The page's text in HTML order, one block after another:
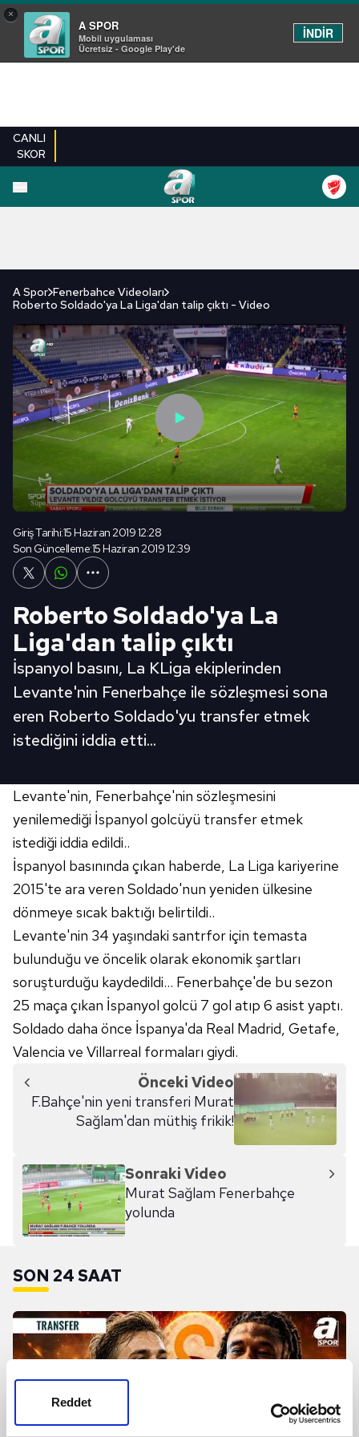
Reddet
×
A SPOR
Mobil uygulaması
Ücretsiz - Google Play'de
İNDİR
CANLI
SKOR
FUTBOL
A Spor Fenerbahce Videoları
Roberto Soldado'ya La Liga'dan talip çıktı - Video
Giriş Tarihi:15 Haziran 2019 12:28
Son Güncelleme:15 Haziran 2019 12:39
Roberto Soldado'ya La
Liga'dan talip çıktı
İspanyol basını, La KLiga ekiplerinden
Levante'nin Fenerbahçe ile sözleşmesi sona
eren Roberto Soldado'yu transfer etmek
istediğini iddia etti...
Levante'nin, Fenerbahçe'nin sözleşmesini
yenilemediği İspanyol golcüyü transfer etmek
istediği iddia edildi..
İspanyol basınında çıkan haberde, La Liga kariyerine
2015'te ara veren Soldado'nun yeniden ülkesine
dönmeye sıcak baktığı belirtildi..
Levante'nin 34 yaşındaki santrfor için temasta
bulunduğu ve öncelik olarak ekonomik şartları
soruşturduğu kaydedildi... Fenerbahçe'de bu sezon
25 maça çıkan İspanyol golcü 7 gol atıp 6 asist yaptı.
Soldado daha önce İspanya'da Real Madrid, Getafe,
Valencia ve Villarreal formaları giydi.
Önceki Video
F.Bahçe'nin yeni transferi Murat
Sağlam'dan müthiş frikik!
Sonraki Video
Murat Sağlam Fenerbahçe
yolunda
SON 24 SAAT